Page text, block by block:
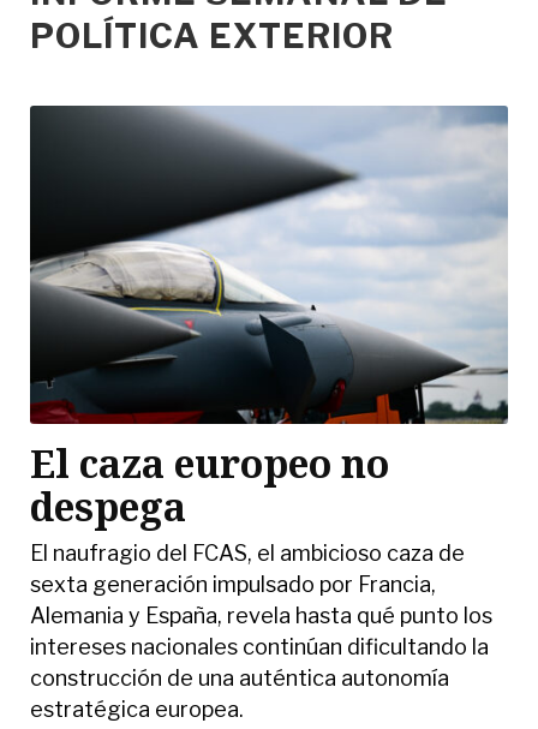
POLÍTICA EXTERIOR
El caza europeo no
despega
El naufragio del FCAS, el ambicioso caza de
sexta generación impulsado por Francia,
Alemania y España, revela hasta qué punto los
intereses nacionales continúan dificultando la
construcción de una auténtica autonomía
estratégica europea.